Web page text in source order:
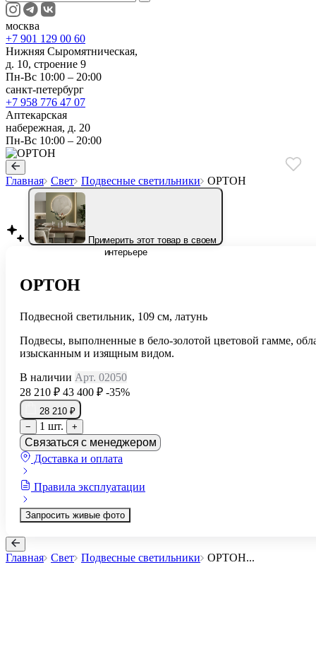
москва
+7 901 129 00 60
Нижняя Сыромятническая,
д. 10, строение 9
Пн-Вс 10:00 – 20:00
санкт-петербург
+7 958 776 47 07
Аптекарская
набережная, д. 20
Пн-Вс 10:00 – 20:00
Главная Свет Подвесные светильники ОРТОН
Примерить этот товар в своем
интерьере
ОРТОН
Подвесной светильник, 109 см, латунь
Подвесы, выполненные в бело-золотой цветовой гамме,
изысканным и изящным видом.
В наличии Арт. 02050
28 210 ₽ 43 400 ₽ -35%
28 210 ₽
−
1 шт. +
Связаться с менеджером
Доставка и оплата
Правила эксплуатации
Запросить живые фото
Главная Свет Подвесные светильники ОРТОН...